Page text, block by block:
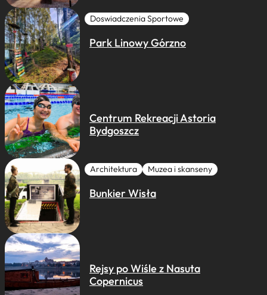
Doswiadczenia Sportowe
Park Linowy Górzno
Centrum Rekreacji Astoria
Bydgoszcz
Architektura Muzea i skanseny
Bunkier Wisła
Rejsy po Wiśle z Nasuta
Copernicus